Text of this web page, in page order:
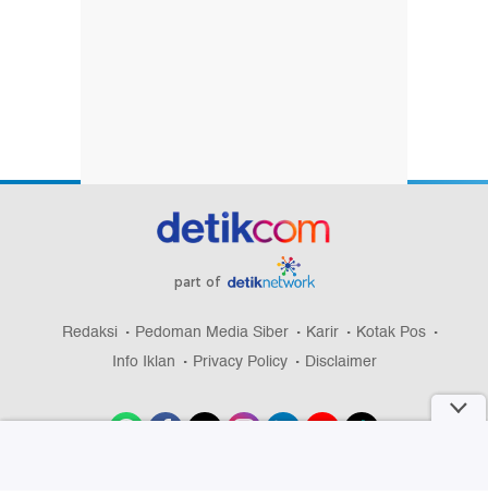
part of
Redaksi Pedoman Media Siber Karir
Kotak Pos
Info Iklan
Privacy Policy Disclaimer